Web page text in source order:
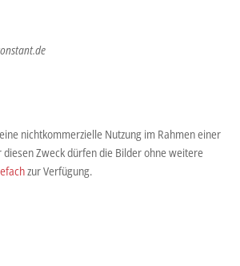
nichtkommerzielle Nutzung im Rahmen einer
Zweck dürfen die Bilder ohne weitere
zur Verfügung.